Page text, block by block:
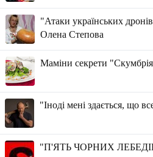
"Атаки українських
Олена Степова
Маміни секрети
"Іноді мені здається, що
"П'ЯТЬ ЧОРНИХ